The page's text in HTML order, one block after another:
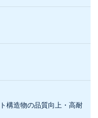
構造物の品質向上・高耐